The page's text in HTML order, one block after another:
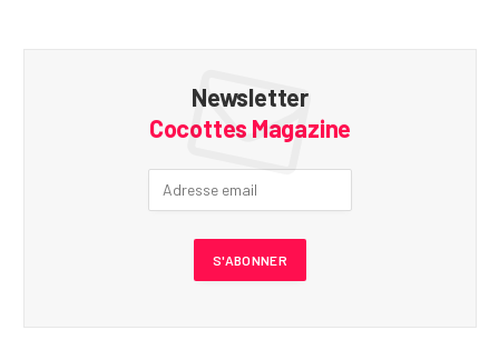
Newsletter
Cocottes Magazine